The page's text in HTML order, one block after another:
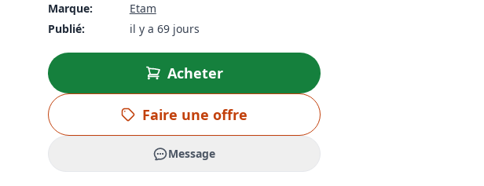
Marque:
Etam
Publié:
il y a 69 jours
Acheter
Faire une offre
Message